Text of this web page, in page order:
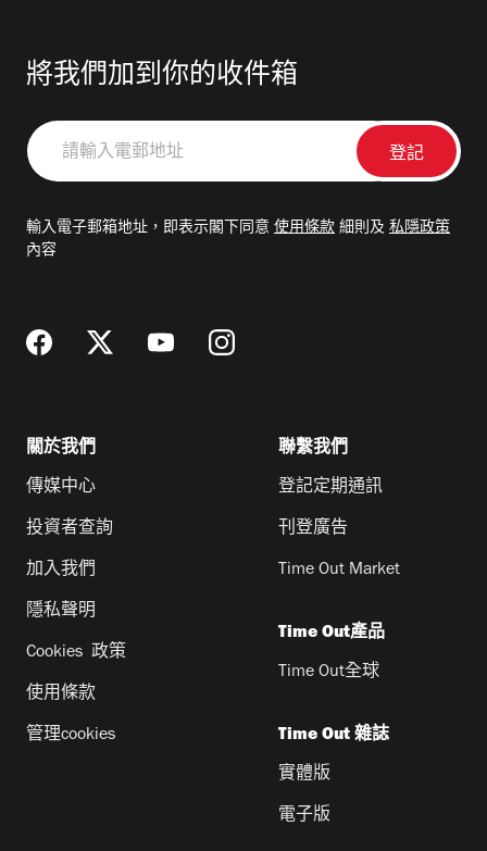
將我們加到你的收件箱
請
輸
郵
輸入電子郵箱地址，即表示閣下同意 使用條款 細則及 私隱政策
內容
關於我們
傳媒中心
投資者查詢
加入我們
隱私聲明
Cookies 政策
使用條款
管理cookies
聯繫我們
登記定期通訊
刊登廣告
Time Out Market
Time Out產品
Time Out全球
Time Out 雜誌
實體版
電子版